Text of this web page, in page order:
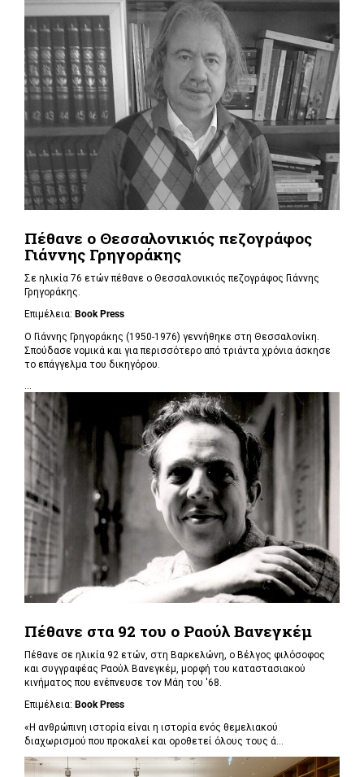
Πέθανε ο Θεσσαλονικιός πεζογράφος
Γιάννης Γρηγοράκης
Σε ηλικία 76 ετών πέθανε ο Θεσσαλονικιός πεζογράφος Γιάννης
Γρηγοράκης.
Επιμέλεια: Book Press
Ο Γιάννης Γρηγοράκης (1950-1976) γεννήθηκε στη Θεσσαλονίκη.
Σπούδασε νομικά και για περισσότερο από τριάντα χρόνια άσκησε
το επάγγελμα του δικηγόρου.
...
Πέθανε στα 92 του ο Ραούλ Βανεγκέμ
Πέθανε σε ηλικία 92 ετών, στη Βαρκελώνη, ο Βέλγος φιλόσοφος
και συγγραφέας Ραούλ Βανεγκέμ, μορφή του καταστασιακού
κινήματος που ενέπνευσε τον Μάη του '68.
Επιμέλεια: Book Press
«Η ανθρώπινη ιστορία είναι η ιστορία ενός θεμελιακού
διαχωρισμού που προκαλεί και οροθετεί όλους τους ά...